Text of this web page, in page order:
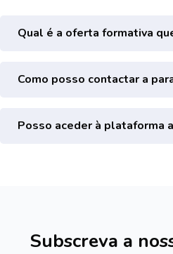
Qual é a oferta formativa
Como posso contactar a
Posso aceder à plataforma a partir
Subscreva a